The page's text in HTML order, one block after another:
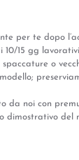
per te dopo
10/15 gg
o
da noi con
dimostrativo del